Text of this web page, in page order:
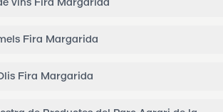
vins Fira Margarida
Fira Margarida
Fira Margarida